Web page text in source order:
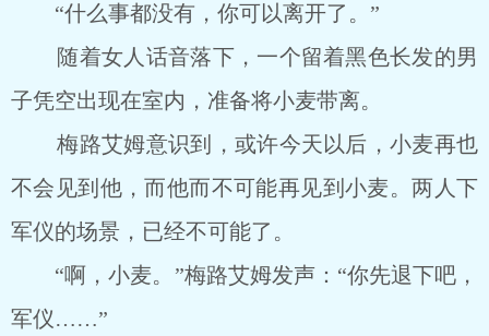
“什么事都没有，你可以离开了。”
随着女人话音落下，一个留着黑色长发的男
子凭空出现在室内，准备将小麦带离。
梅路艾姆意识到，或许今天以后，小麦再也
不会见到他，而他而不可能再见到小麦。两人下
军仪的场景，已经不可能了。
“啊，小麦。”梅路艾姆发声：“你先退下吧，
军仪……”